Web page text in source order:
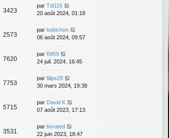
3423
par Tdi115
20 août 2024, 01:18
2573
par bobichon
06 août 2024, 09:57
7620
par Rif59
24 juil. 2024, 16:45
7753
par filipe28
30 mars 2024, 19:38
5715
par David K
07 août 2023, 17:13
3531
par borated
22 juin 2023, 18:47